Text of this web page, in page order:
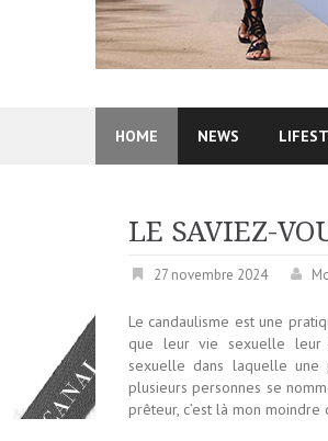
HOME NEWS
LE SAVIEZ-
27 novembre 2024
Le candaulisme est une
que leur vie sexuelle leur
sexuelle dans laquelle une
plusieurs personnes se
prêteur, c’est là mon moindre